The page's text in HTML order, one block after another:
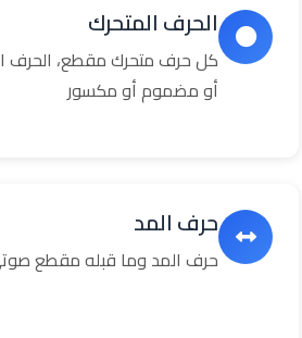
الحرف المتحرك
كل حرف متحرك مقطع، الحرف
أو مضموم أو مكسور
حرف المد
حرف المد وما قبله مقطع